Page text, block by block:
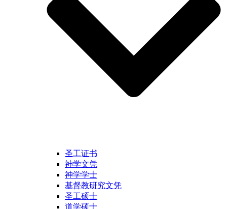
圣工证书
神学文凭
神学学士
基督教研究文凭
圣工硕士
道学硕士